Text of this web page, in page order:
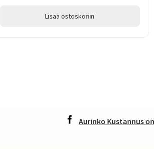
Lisää ostoskoriin
Aurinko Kustannus